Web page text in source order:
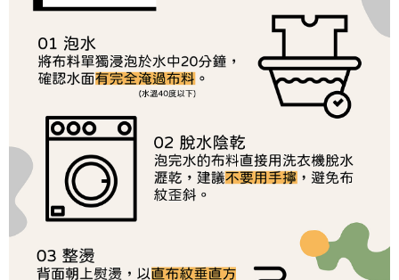
１．透過由恩沛科技股份有限公司提供之「AFTEE先享後付」服務完成之交
易，需依本服務之必要範圍內提供個人資料，並將交易相關給付款項請求債
權轉讓予恩沛科技股份有限公司。
２．關於個人資料處理事宜，請瀏覽以下網址：
https://aftee.tw/terms/#terms3
３．未成年的使用者請事先徵得法定代理人或監護人之同意方可使用
「AFTEE先享後付」，若未經同意申辦者引起之損失，本公司不負相關責
４．使用「AFTEE先享後付」時，將依據個別帳號之用戶狀況，依本公司即
時審查核予不同之上限額度；若仍有額度不足之情形，本公司將視審查結果
請求用戶進行身份認證。
５．嚴禁一人註冊多個帳號或使用他人資訊註冊。若發現惡意使用之情形，
恩沛科技股份有限公司將有權停止該用戶之使用額度並採取法律行動。
宅配
每筆NT$150，滿NT$1,500(含以上)免運費
離島宅配